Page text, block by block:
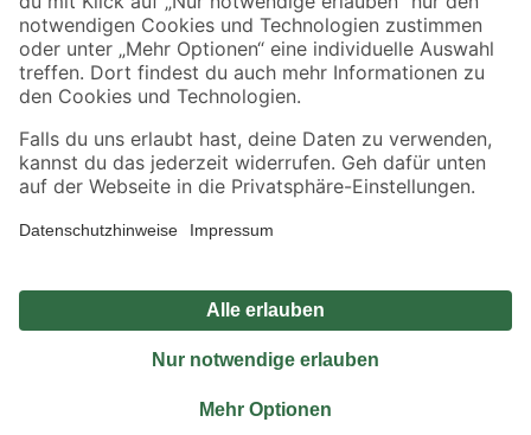
Jetzt die toom-App herunterladen
Alle Preisangaben in EUR inkl. gesetzl. MwSt.. Die dargestellten Angebote sind unter
Umständen nicht in allen Märkten verfügbar. Die angegebenen Verfügbarkeiten beziehen
Produkte nur solange der Vorrat reicht.
*Paketversand ab 59 € versandkostenfrei, gilt nicht für Artikel mit Speditionsversand, hier
Privatsphäre Impressum
Nutzungsbedingungen
Widerrufsrecht
Vertrag widerrufen
© 2026 toom Baumarkt GmbH